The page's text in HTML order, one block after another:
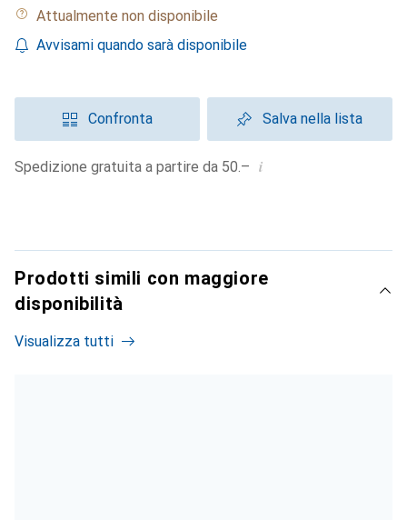
Attualmente non disponibile
Avvisami quando sarà disponibile
Confronta Salva nella lista
Spedizione gratuita a partire da 50.– i
Prodotti simili con maggiore
disponibilità
Visualizza tutti